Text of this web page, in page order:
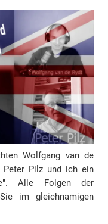
Wolfgang van de
Peter Pilz und ich ein
Alle Folgen der
im gleichnamigen